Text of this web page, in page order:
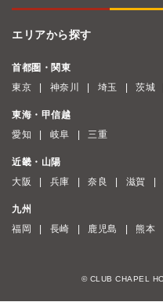
エリアから探す
首都圏・関東
東京
神奈川 埼玉 茨城
東海・甲信越
愛知
岐阜 三重
近畿・山陽
大阪
兵庫 奈良 滋賀
九州
福岡
長崎 鹿児島 熊本
© CLUB CHAPEL